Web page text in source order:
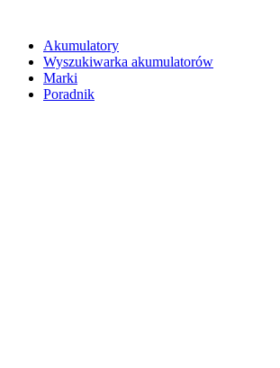
Akumulatory
Wyszukiwarka akumulatorów
Marki
Poradnik